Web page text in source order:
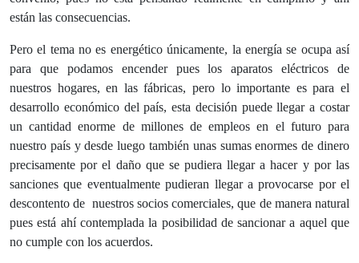
están las consecuencias.
Pero el tema no es energético únicamente, la energía se ocupa así
para que podamos encender pues los aparatos eléctricos de
nuestros hogares, en las fábricas, pero lo importante es para el
desarrollo económico del país, esta decisión puede llegar a costar
un cantidad enorme de millones de empleos en el futuro para
nuestro país y desde luego también unas sumas enormes de dinero
precisamente por el daño que se pudiera llegar a hacer y por las
sanciones que eventualmente pudieran llegar a provocarse por el
descontento de nuestros socios comerciales, que de manera natural
pues está ahí contemplada la posibilidad de sancionar a aquel que
no cumple con los acuerdos.